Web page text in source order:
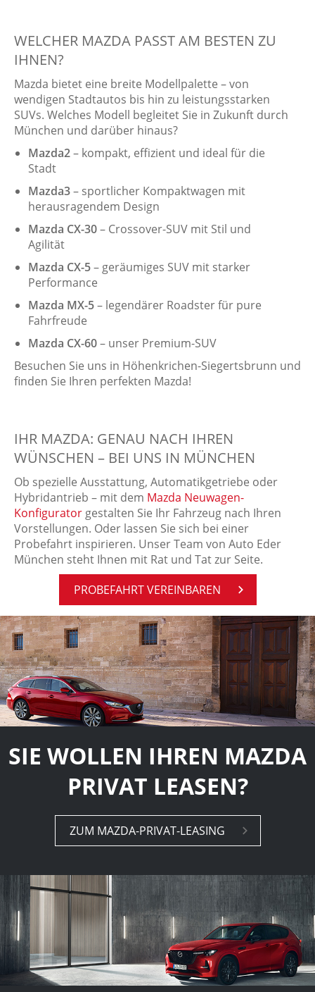
WELCHER MAZDA PASST AM BESTEN ZU
IHNEN?
Mazda bietet eine breite Modellpalette – von
wendigen Stadtautos bis hin zu leistungsstarken
SUVs. Welches Modell begleitet Sie in Zukunft durch
München und darüber hinaus?
Mazda2– kompakt, effizient und ideal für die
Stadt
Mazda3– sportlicher Kompaktwagen mit
herausragendem Design
Mazda CX-30– Crossover-SUV mit Stil und
Agilität
Mazda CX-5– geräumiges SUV mit starker
Performance
Mazda MX-5– legendärer Roadster für pure
Fahrfreude
Mazda CX-60– unser Premium-SUV
Besuchen Sie uns in Höhenkrichen-Siegertsbrunn und
finden Sie Ihren perfekten Mazda!
IHR MAZDA: GENAU NACH IHREN
WÜNSCHEN – BEI UNS IN MÜNCHEN
Ob spezielle Ausstattung, Automatikgetriebe oder
Hybridantrieb – mit dem Mazda Neuwagen-
Konfigurator gestalten Sie Ihr Fahrzeug nach Ihren
Vorstellungen. Oder lassen Sie sich bei einer
Probefahrt inspirieren. Unser Team von Auto Eder
München steht Ihnen mit Rat und Tat zur Seite.
PRO­BE­FAHRT VER­EIN­BA­REN
SIE WOLLEN IHREN MAZDA
PRIVAT LEASEN?
ZUM MAZDA-PRI­VAT-LE­A­SING